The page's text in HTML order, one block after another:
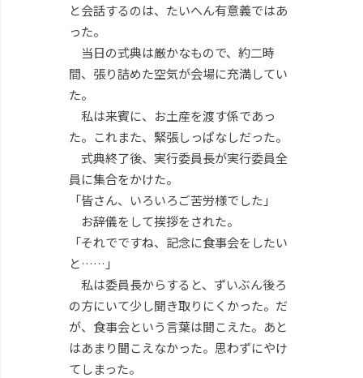
と会話するのは、たいへん有意義ではあ
った。
当日の式典は厳かなもので、約二時
間、張り詰めた空気が会場に充満してい
た。
私は来賓に、お土産を渡す係であっ
た。これまた、緊張しっぱなしだった。
式典終了後、実行委員長が実行委員全
員に集合をかけた。
「皆さん、いろいろご苦労様でした」
お辞儀をして挨拶をされた。
「それでですね、記念に食事会をしたい
と……」
私は委員長からすると、ずいぶん後ろ
の方にいて少し聞き取りにくかった。だ
が、食事会という言葉は聞こえた。あと
はあまり聞こえなかった。思わずにやけ
てしまった。